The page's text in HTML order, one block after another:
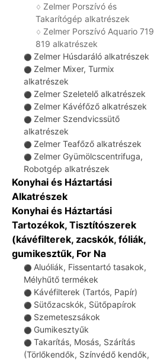
♢ Zelmer Porszívó és
Takarítógép alkatrészek
♢ Zelmer Porszívó Aquario 719
819 alkatrészek
⚫ Zelmer Húsdaráló alkatrészek
⚫ Zelmer Mixer, Turmix
alkatrészek
⚫ Zelmer Szeletelő alkatrészek
⚫ Zelmer Kávéfőző alkatrészek
⚫ Zelmer Szendvicssütő
alkatrészek
⚫ Zelmer Teafőző alkatrészek
⚫ Zelmer Gyümölcscentrifuga,
Robotgép alkatrészek
Konyhai és Háztartási
Alkatrészek
Konyhai és Háztartási
Tartozékok, Tisztítószerek
(kávéfilterek, zacskók, fóliák,
gumikesztűk, For Na
⚫ Aluóliák, Fissentartó tasakok,
Mélyhűtő termékek
⚫ Kávéfilterek (Tartós, Papír)
⚫ Sütőzacskók, Sütőpapírok
⚫ Szemeteszsákok
⚫ Gumikesztyűk
⚫ Takarítás, Mosás, Szárítás
(Törlőkendők, Színvédő kendők,